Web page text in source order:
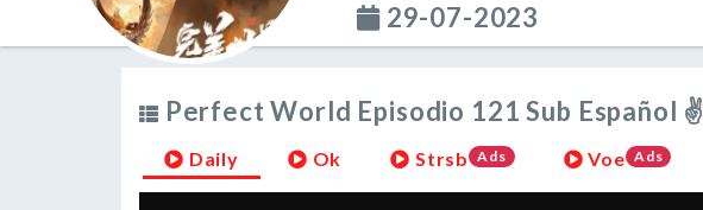
29-07-2023
Perfect World Episodio 121 Sub Español ✌
Daily Ok Strsb Ads Voe Ads